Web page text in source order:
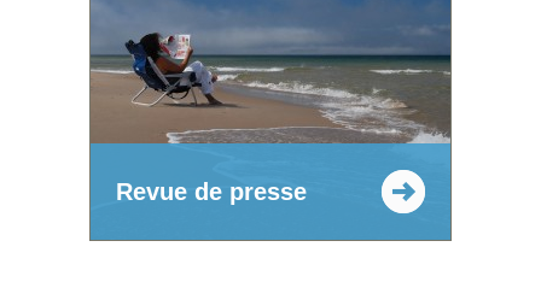
Revue de presse